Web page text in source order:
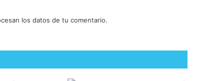
los datos de tu comentario.